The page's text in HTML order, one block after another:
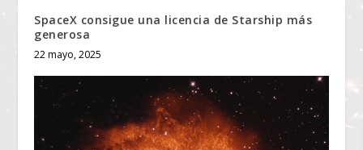
SpaceX consigue una licencia de Starship más
generosa
22 mayo, 2025